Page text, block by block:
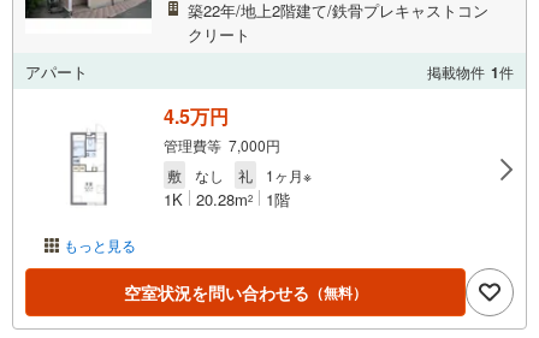
築22年/地上2階建て/鉄骨プレキャストコン
クリート
アパート
掲載物件 1件
もっと見る
4.5万円
管理費等 7,000円
敷
なし 礼 1ヶ月※
1K 20.28m2 1階
空室状況を問い合わせる （無料）